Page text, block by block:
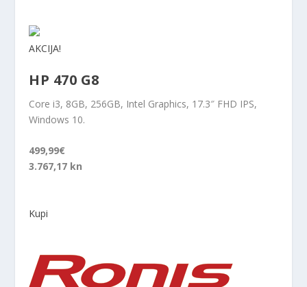
AKCIJA!
HP 470 G8
Core i3, 8GB, 256GB, Intel Graphics, 17.3″ FHD IPS,
Windows 10.
499,99€
3.767,17 kn
Kupi